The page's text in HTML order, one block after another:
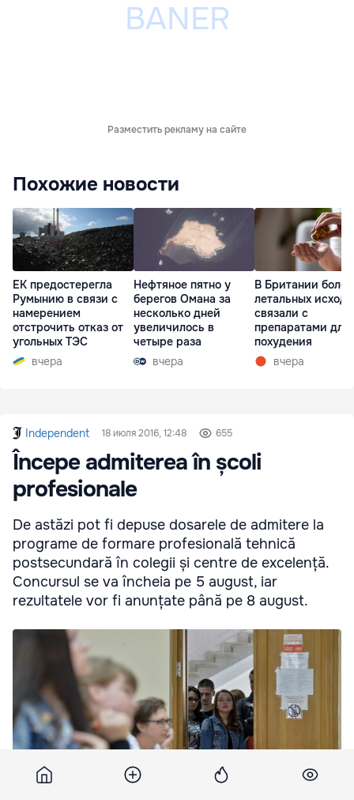
Разместить рекламу на сайте
Похожие новости
ЕК предостерегла
Румынию в связи с
намерением
отстрочить отказ от
угольных ТЭС
вчера
Нефтяное пятно у
берегов Омана за
несколько дней
увеличилось в
четыре раза
вчера
В Британии
летальных
связали с
препаратами для
похудения
вчера
Independent 18 июля 2016, 12:48 655
Începe admiterea în școli
profesionale
De astăzi pot fi depuse dosarele de admitere la
programe de formare profesională tehnică
postsecundară în colegii și centre de excelență.
Concursul se va încheia pe 5 august, iar
rezultatele vor fi anunțate până pe 8 august.